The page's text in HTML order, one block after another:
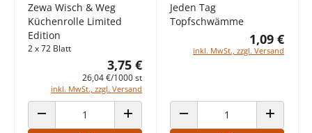
Zewa Wisch & Weg
Küchenrolle Limited
Edition
2 x 72 Blatt
3,75 €
26,04 €/1000 st
inkl. MwSt., zzgl. Versand
ANZAHL VERRINGERN ANZAHL ERHÖHEN
Jeden Tag
Topfschwämme
1,09 €
inkl. MwSt., zzgl. Versand
ANZAHL VERRINGERN ANZAHL